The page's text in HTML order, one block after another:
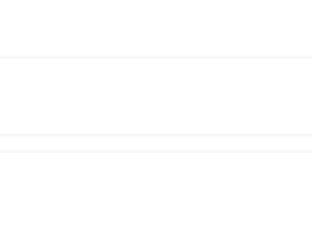
sans complications.
du marché.
des plateformes et des dApps.